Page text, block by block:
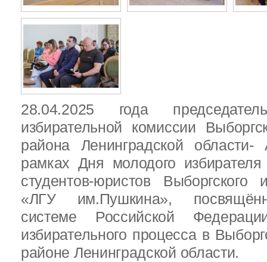
28.04.2025 года
избирательной комиссии
района Ленинградской
рамках Дня молодого
студентов-юристов Выборгского
«ЛГУ им.Пушкина»,
системе Российской
избирательного процесса в
районе Ленинградской области.